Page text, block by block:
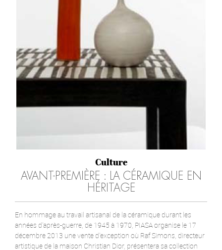
Culture
AVANT-PREMIÈRE : LA CÉRAMIQUE EN
HÉRITAGE
En hommage au travail artisanal de la céramique durant les
années d'après-guerre, de 1945 à 1970, PIASA organise le 17
décembre 2013 une vente d'exception où Raf Simons, directeur
artistique de la maison Christian Dior, présentera sa collection